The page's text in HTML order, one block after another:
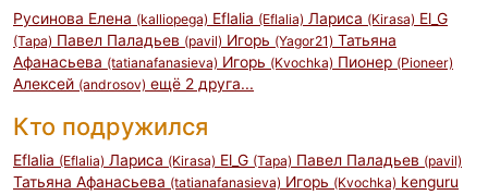
Русинова Елена (kalliopega) Eflalia (Eflalia) Лариса (Kirasa) El_G
(Tapa) Павел Паладьев (pavil) Игорь (Yagor21) Татьяна
Афанасьева (tatianafanasieva) Игорь (Kvochka) Пионер (Pioneer)
Алексей (androsov) ещё 2 друга...
Кто подружился
Eflalia (Eflalia) Лариса (Kirasa) El_G (Tapa) Павел Паладьев (pavil)
Татьяна Афанасьева (tatianafanasieva) Игорь (Kvochka) kenguru